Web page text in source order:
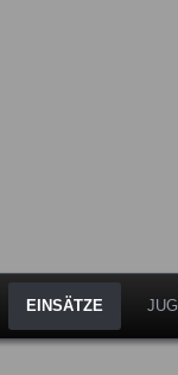
EINSÄTZE